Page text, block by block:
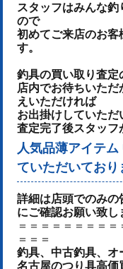
スタッフはみんな
ので
初めてご来店のお客
す。
釣具の買い取り査定
店内でお待ちいた
えいただければ
お出掛けしていただ
査定完了後スタッフ
人気品薄アイテ
ていただいており
詳細は店頭でのみの
にご確認お願い致し
＝＝＝＝＝＝＝＝
＝＝＝
釣具、中古釣具、オ
名古屋のつり具高価